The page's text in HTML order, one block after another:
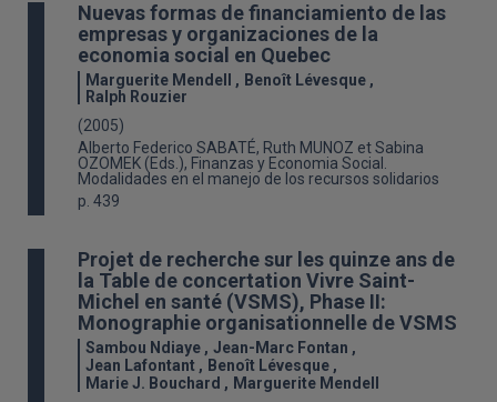
Nuevas formas de financiamiento de las
empresas y organizaciones de la
economia social en Quebec
Marguerite Mendell
Benoît Lévesque
Ralph Rouzier
(2005)
Alberto Federico SABATÉ, Ruth MUNOZ et Sabina
OZOMEK (Eds.), Finanzas y Economia Social.
Modalidades en el manejo de los recursos solidarios
p. 439
Projet de recherche sur les quinze ans de
la Table de concertation Vivre Saint-
Michel en santé (VSMS), Phase II:
Monographie organisationnelle de VSMS
Sambou Ndiaye
Jean-Marc Fontan
Jean Lafontant
Benoît Lévesque
Marie J. Bouchard
Marguerite Mendell